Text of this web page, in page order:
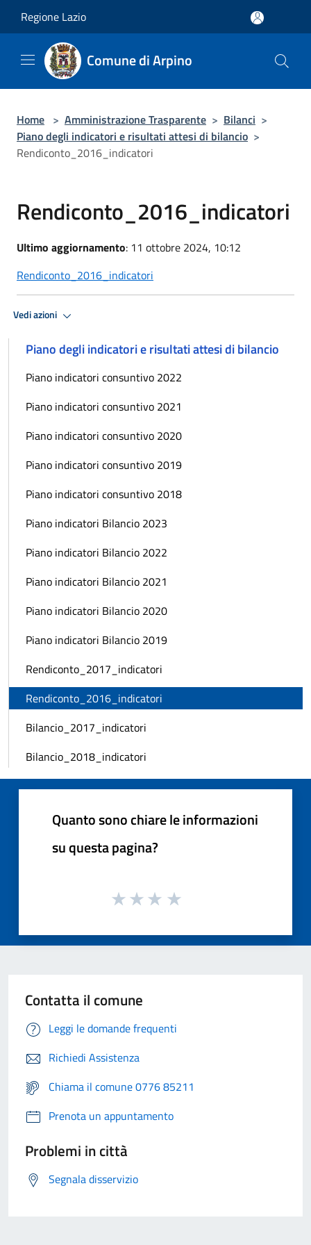
Regione Lazio
Comune di Arpino
Home > Amministrazione Trasparente > Bilanci >
Piano degli indicatori e risultati attesi di bilancio >
Rendiconto_2016_indicatori
Rendiconto_2016_indicatori
Ultimo aggiornamento: 11 ottobre 2024, 10:12
Rendiconto_2016_indicatori
Vedi azioni
Piano degli indicatori e risultati attesi di bilancio
Piano indicatori consuntivo 2022
Piano indicatori consuntivo 2021
Piano indicatori consuntivo 2020
Piano indicatori consuntivo 2019
Piano indicatori consuntivo 2018
Piano indicatori Bilancio 2023
Piano indicatori Bilancio 2022
Piano indicatori Bilancio 2021
Piano indicatori Bilancio 2020
Piano indicatori Bilancio 2019
Rendiconto_2017_indicatori
Rendiconto_2016_indicatori
Bilancio_2017_indicatori
Bilancio_2018_indicatori
Quanto sono chiare le informazioni
su questa pagina?
Contatta il comune
Leggi le domande frequenti
Richiedi Assistenza
Chiama il comune 0776 85211
Prenota un appuntamento
Problemi in città
Segnala disservizio